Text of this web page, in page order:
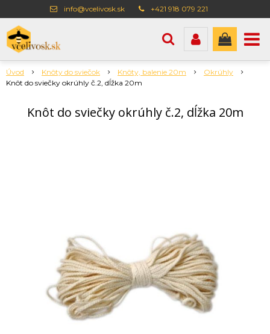
info@vcelivosk.sk +421 918 079 221
Úvod Knôty do sviečok Knôty, balenie 20m
Okrúhly
Knôt do sviečky okrúhly č.2, dĺžka 20m
Knôt do sviečky okrúhly č.2, dĺžka 20m